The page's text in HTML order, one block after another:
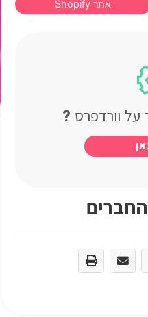
אתר Shopify
על וורדפרס ?